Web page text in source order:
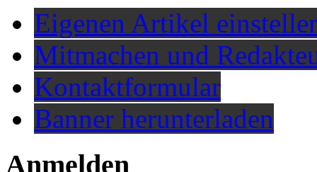
Eigenen Artikel
Mitmachen und
Kontaktformular
Banner herunterladen
Anmelden